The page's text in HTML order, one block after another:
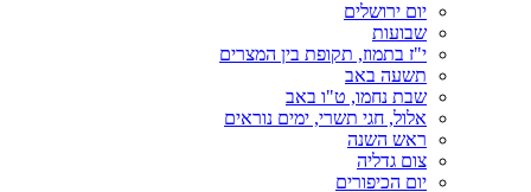
יום ירושלים
שבועות
י"ז בתמוז, תקופת בין המצרים
תשעה באב
שבת נחמו, ט"ו באב
אלול, חגי תשרי, ימים נוראים
ראש השנה
צום גדליה
יום הכיפורים